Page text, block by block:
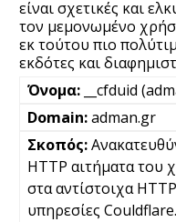
είναι σχετικές και
τον μεμονωμένο
εκ τούτου πιο
εκδότες και
__cfduid
adman.gr
HTTP αιτήματα του
στα αντίστοιχα
υπηρεσίες Couldflare.